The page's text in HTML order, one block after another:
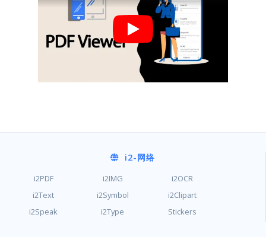
i2-网络
i2PDF i2IMG
i2OCR
i2Text
i2Symbol
i2Clipart
i2Speak
i2Type Stickers